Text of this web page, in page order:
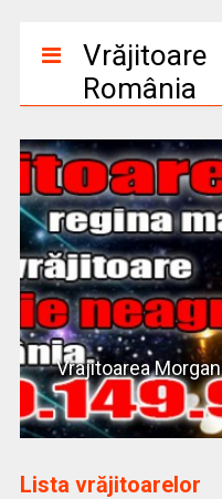
Vrăjitoare
România
Vrajitoarea
Lista vrăjitoarelor